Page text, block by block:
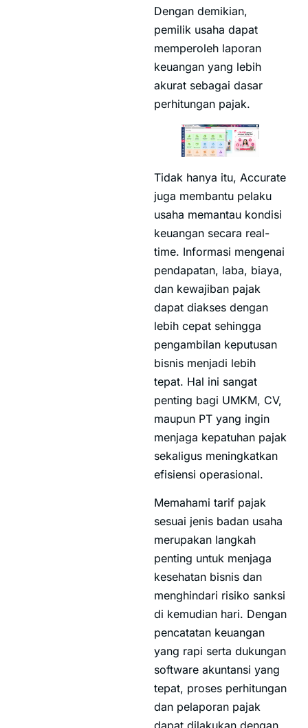
Dengan demikian,
pemilik usaha dapat
memperoleh laporan
keuangan yang lebih
akurat sebagai dasar
perhitungan pajak.
Tidak hanya itu, Accurate
juga membantu pelaku
usaha memantau kondisi
keuangan secara real-
time. Informasi mengenai
pendapatan, laba, biaya,
dan kewajiban pajak
dapat diakses dengan
lebih cepat sehingga
pengambilan keputusan
bisnis menjadi lebih
tepat. Hal ini sangat
penting bagi UMKM, CV,
maupun PT yang ingin
menjaga kepatuhan pajak
sekaligus meningkatkan
efisiensi operasional.
Memahami tarif pajak
sesuai jenis badan usaha
merupakan langkah
penting untuk menjaga
kesehatan bisnis dan
menghindari risiko sanksi
di kemudian hari. Dengan
pencatatan keuangan
yang rapi serta dukungan
software akuntansi yang
tepat, proses perhitungan
dan pelaporan pajak